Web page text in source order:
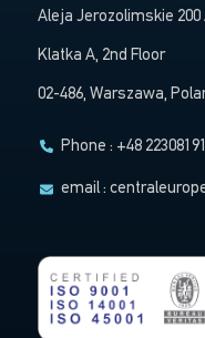
Aleja Jerozolimskie 200
Klatka A, 2nd Floor
02-486, Warszawa,
Phone : +48
email :